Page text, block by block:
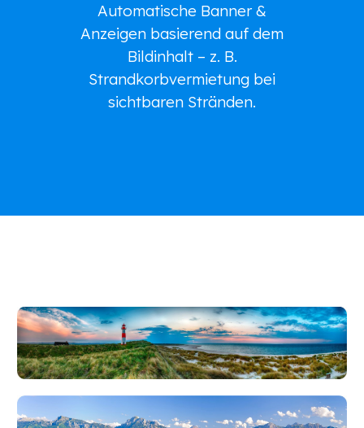
Automatische Banner &
Anzeigen basierend auf dem
Bildinhalt – z. B.
Strandkorbvermietung bei
sichtbaren Stränden.